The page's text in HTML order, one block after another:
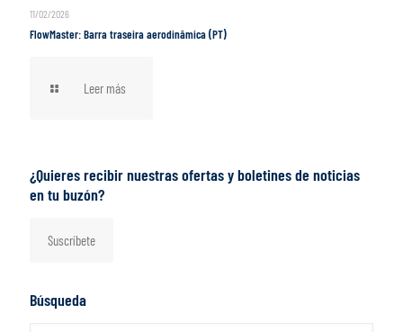
11/02/2026
FlowMaster: Barra traseira aerodinâmica (PT)
Leer más
¿Quieres recibir nuestras ofertas y boletines de noticias
en tu buzón?
Suscríbete
Búsqueda